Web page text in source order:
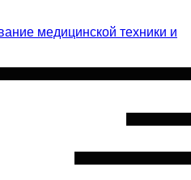
медицинской техники и